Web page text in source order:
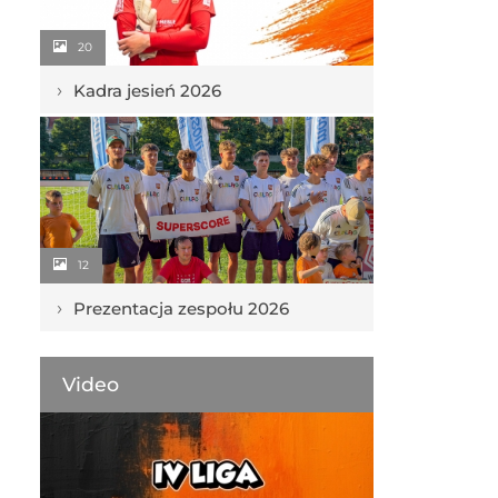
20
› Kadra jesień 2026
12
› Prezentacja zespołu 2026
Video